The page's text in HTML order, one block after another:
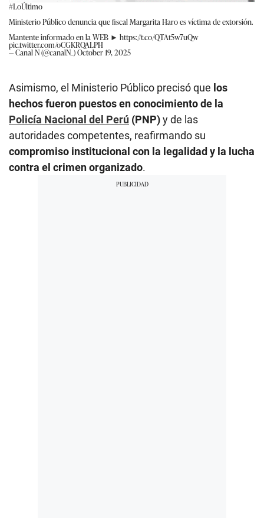
#LoÚltimo
Ministerio Público denuncia que fiscal Margarita Haro es víctima de extorsión.
Mantente informado en la WEB ► https://t.co/QTAt5w7uQw
pic.twitter.com/oCGKRQALPH
— Canal N (@canalN_)October 19, 2025
Asimismo, el Ministerio Público precisó que los
hechos fueron puestos en conocimiento de la
Policía Nacional del Perú (PNP)y de las
autoridades competentes, reafirmando su
compromiso institucional con la legalidad y la lucha
contra el crimen organizado.